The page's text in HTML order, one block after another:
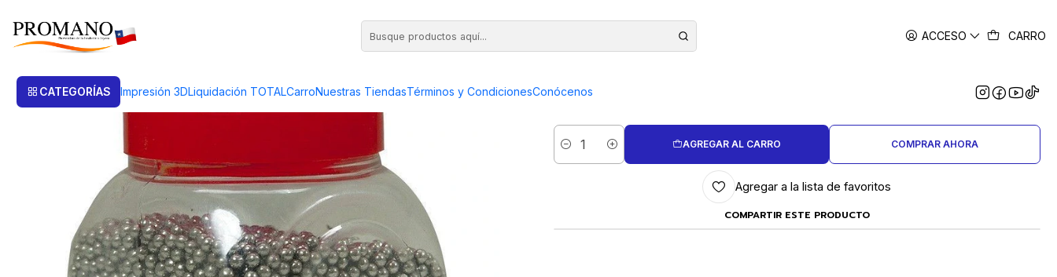
ACCESO CARRO
CATEGORÍAS Impresión 3DLiquidación TOTALCarroNuestras TiendasTérminos y CondicionesConócenos
CHIPS DE ACERO INOXIDABLE BOLITAS 3MM
Cantidad
AGREGAR AL CARRO COMPRAR AHORA
Agregar a la lista de favoritos
COMPARTIR ESTE PRODUCTO